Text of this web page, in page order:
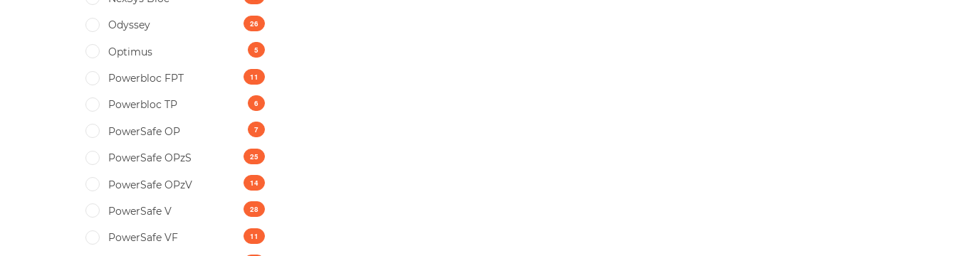
Odyssey 26
Optimus 5
Powerbloc FPT 11
Powerbloc TP 6
PowerSafe OP 7
PowerSafe OPzS 25
PowerSafe OPzV 14
PowerSafe V 28
PowerSafe VF 11